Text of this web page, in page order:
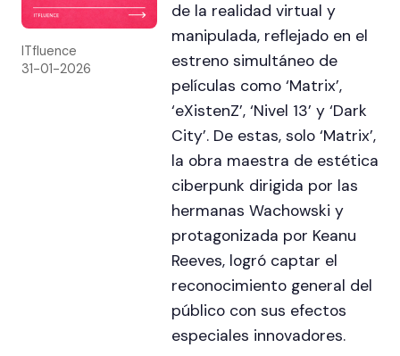
ITfluence
31-01-2026
de la realidad virtual y
manipulada, reflejado en el
estreno simultáneo de
películas como ‘Matrix’,
‘eXistenZ’, ‘Nivel 13’ y ‘Dark
City’. De estas, solo ‘Matrix’,
la obra maestra de estética
ciberpunk dirigida por las
hermanas Wachowski y
protagonizada por Keanu
Reeves, logró captar el
reconocimiento general del
público con sus efectos
especiales innovadores.